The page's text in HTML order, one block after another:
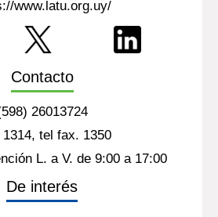
www.latu.org.uy/
Contacto
26013724
tel fax. 1350
L. a V. de 9:00 a 17:00
De interés